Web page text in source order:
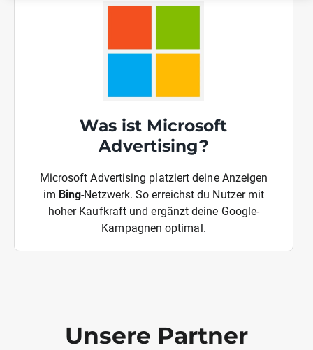
Was ist Microsoft
Advertising?
Microsoft Advertising platziert deine Anzeigen
im Bing-Netzwerk. So erreichst du Nutzer mit
hoher Kaufkraft und ergänzt deine Google-
Kampagnen optimal.
Unsere Partner